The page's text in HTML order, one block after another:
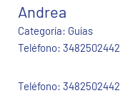
Andrea
Categoría: Guías
Teléfono: 3482502442
Teléfono: 3482502442